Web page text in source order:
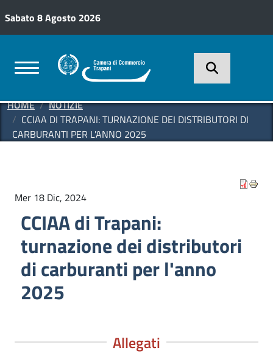
Sabato 8 Agosto 2026
HOME
NOTIZIE
CCIAA DI TRAPANI: TURNAZIONE DEI DISTRIBUTORI DI
CARBURANTI PER L'ANNO 2025
Mer 18 Dic, 2024
CCIAA di Trapani:
turnazione dei distributori
di carburanti per l'anno
2025
Allegati